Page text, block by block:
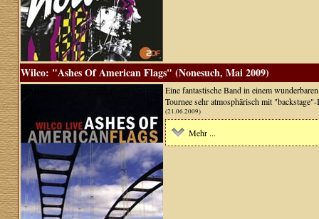
Wilco: "Ashes Of American Flags" (Nonesuch, Mai 2009)
Eine fantastische Band in einem
Tournee sehr atmosphärisch mit
(21.06.2009)
Mehr ...